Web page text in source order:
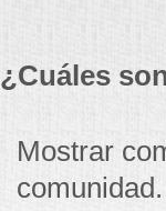
¿Cuáles
Mostrar
comunidad.